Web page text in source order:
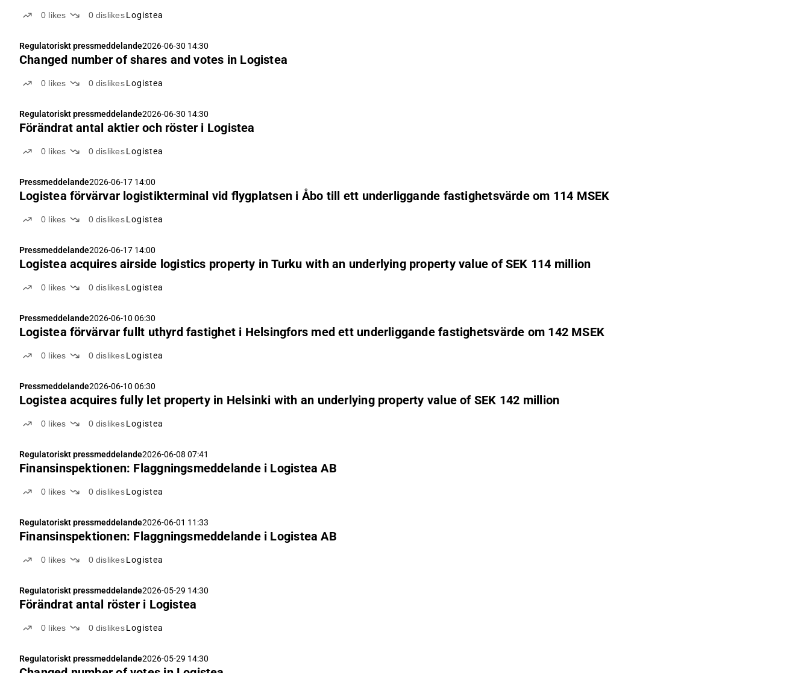
0 likes 0 dislikes Logistea
Regulatoriskt pressmeddelande2026-06-30 14:30
Changed number of shares and votes in Logistea
0 likes 0 dislikes Logistea
Regulatoriskt pressmeddelande2026-06-30 14:30
Förändrat antal aktier och röster i Logistea
0 likes 0 dislikes Logistea
Pressmeddelande2026-06-17 14:00
Logistea förvärvar logistikterminal vid flygplatsen i Åbo till ett underliggande fastighetsvärde om 114 MSEK
0 likes 0 dislikes Logistea
Pressmeddelande2026-06-17 14:00
Logistea acquires airside logistics property in Turku with an underlying property value of SEK 114 million
0 likes 0 dislikes Logistea
Pressmeddelande2026-06-10 06:30
Logistea förvärvar fullt uthyrd fastighet i Helsingfors med ett underliggande fastighetsvärde om 142 MSEK
0 likes 0 dislikes Logistea
Pressmeddelande2026-06-10 06:30
Logistea acquires fully let property in Helsinki with an underlying property value of SEK 142 million
0 likes 0 dislikes Logistea
Regulatoriskt pressmeddelande2026-06-08 07:41
Finansinspektionen: Flaggningsmeddelande i Logistea AB
0 likes 0 dislikes Logistea
Regulatoriskt pressmeddelande2026-06-01 11:33
Finansinspektionen: Flaggningsmeddelande i Logistea AB
0 likes 0 dislikes Logistea
Regulatoriskt pressmeddelande2026-05-29 14:30
Förändrat antal röster i Logistea
0 likes 0 dislikes Logistea
Regulatoriskt pressmeddelande2026-05-29 14:30